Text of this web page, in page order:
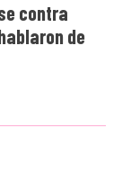
contra
de